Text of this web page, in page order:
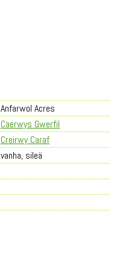
Anfarwol Acres
Caerwys Gwerfil
Creirwy Caraf
vanha, sileä